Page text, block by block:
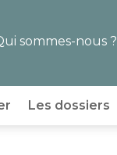
sommes-nous ?
Les dossiers